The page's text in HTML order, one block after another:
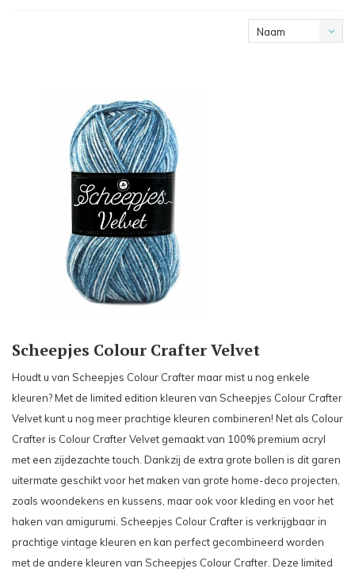
Naam
Scheepjes Colour Crafter Velvet
Houdt u van Scheepjes Colour Crafter maar mist u nog enkele
kleuren? Met de limited edition kleuren van Scheepjes Colour Crafter
Velvet kunt u nog meer prachtige kleuren combineren! Net als Colour
Crafter is Colour Crafter Velvet gemaakt van 100% premium acryl
met een zijdezachte touch. Dankzij de extra grote bollen is dit garen
uitermate geschikt voor het maken van grote home-deco projecten,
zoals woondekens en kussens, maar ook voor kleding en voor het
haken van amigurumi. Scheepjes Colour Crafter is verkrijgbaar in
prachtige vintage kleuren en kan perfect gecombineerd worden
met de andere kleuren van Scheepjes Colour Crafter. Deze limited